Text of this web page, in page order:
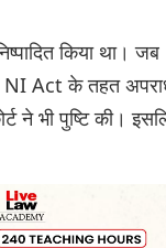
किया था। जब
NI Act के तहत
ने भी पुष्टि की।